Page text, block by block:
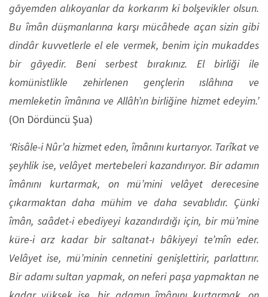
gāyemden alıkoyanlar da korkarım ki bolşevikler olsun.
Bu îmân düşmanlarına karşı mücâhede açan sizin gibi
dindâr kuvvetlerle el ele vermek, benim için mukaddes
bir gāyedir. Beni serbest bırakınız. El birliği ile
komünistlikle zehirlenen gençlerin ıslâhına ve
memleketin îmânına ve Allâh’ın birliğine hizmet edeyim.’
(On Dördüncü Şua)
‘Risâle-i Nûr’a hizmet eden, îmânını kurtarıyor. Tarîkat ve
şeyhlik ise, velâyet mertebeleri kazandırıyor. Bir adamın
îmânını kurtarmak, on mü’mini velâyet derecesine
çıkarmaktan daha mühim ve daha sevablıdır. Çünki
îmân, saâdet-i ebediyeyi kazandırdığı için, bir mü’mine
küre-i arz kadar bir saltanat-ı bâkiyeyi te’mîn eder.
Velâyet ise, mü’minin cennetini genişlettirir, parlattırır.
Bir adamı sultan yapmak, on neferi paşa yapmaktan ne